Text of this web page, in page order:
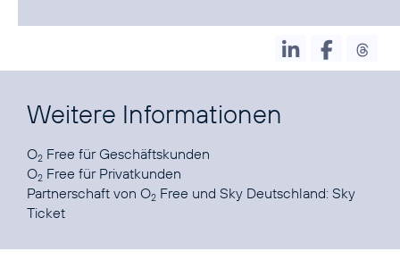
Weitere Informationen
O2 Free fürGeschäftskunden
O2 Free für Privatkunden
Partnerschaft von O2 Free und Sky Deutschland: Sky
Ticket